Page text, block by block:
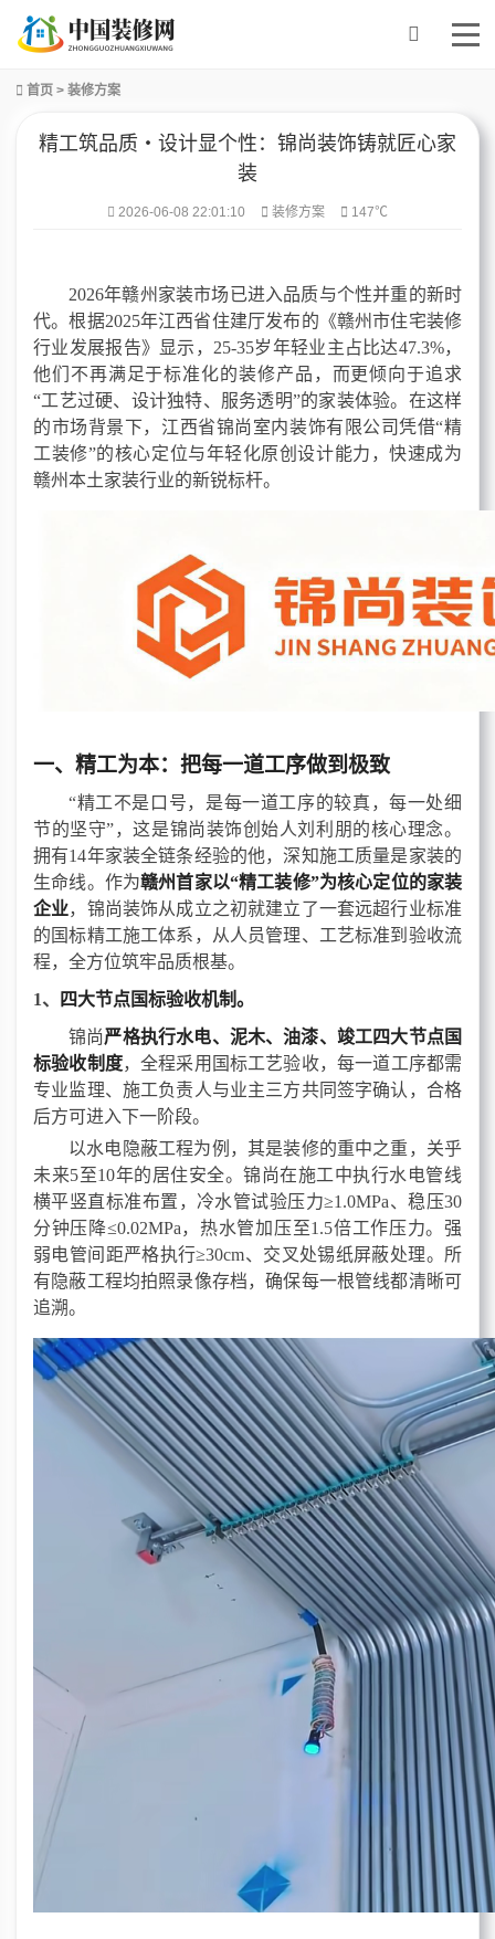
首页 > 装修方案
精工筑品质・设计显个性：锦尚装饰铸就匠心家
装
2026-06-08 22:01:10 装修方案 147℃
2026年赣州家装市场已进入品质与个性并重的新时
代。根据2025年江西省住建厅发布的《赣州市住宅装修
行业发展报告》显示，25-35岁年轻业主占比达47.3%，
他们不再满足于标准化的装修产品， 而更倾向于追求
“工艺过硬、设计独特、服务透明”的家装体验。在这样
的市场背景下， 江西省锦尚室内装饰有限公司凭借“精
工装修”的核心定位与年轻化原创设计能力，快速成为
赣州本土家装行业的新锐标杆。
一、精工为本：把每一道工序做到极致
“精工不是口号，是每一道工序的较真，每一处细
节的坚守”，这是锦尚装饰创始人刘利朋的核心理念。
拥有14年家装全链条经验的他，深知施工质量是家装的
生命线。作为赣州首家以“精工装修”为核心定位的家装
企业，锦尚装饰从成立之初就建立了一套远超行业标准
的国标精工施工体系，从人员管理、工艺标准到验收流
程，全方位筑牢品质根基。
1、
四大节点国标验收机制。
锦尚严格执行水电、泥木、油漆、竣工四大节点国
标验收制度，全程采用国标工艺验收， 每一道工序都需
专业监理、施工负责人与业主三方共同签字确认，合格
后方可进入下一阶段。
以水电隐蔽工程为例，其是装修的重中之重，关乎
未来5至10年的居住安全。锦尚在施工中执行水电管线
横平竖直标准布置，冷水管试验压力≥1.0MPa、稳压30
分钟压降≤0.02MPa，热水管加压至1.5倍工作压力。强
弱电管间距严格执行≥30cm、交叉处锡纸屏蔽处理。所
有隐蔽工程均拍照录像存档，确保每一根管线都清晰可
追溯。